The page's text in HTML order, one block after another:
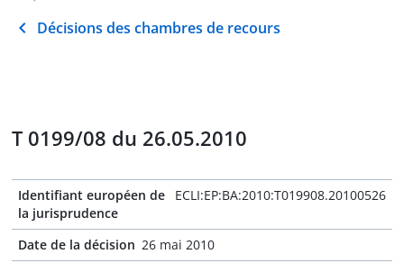
Décisions des chambres de recours
T 0199/08 du 26.05.2010
Identifiant européen de
la jurisprudence
ECLI:EP:BA:2010:T019908.20100526
Date de la décision 26 mai 2010